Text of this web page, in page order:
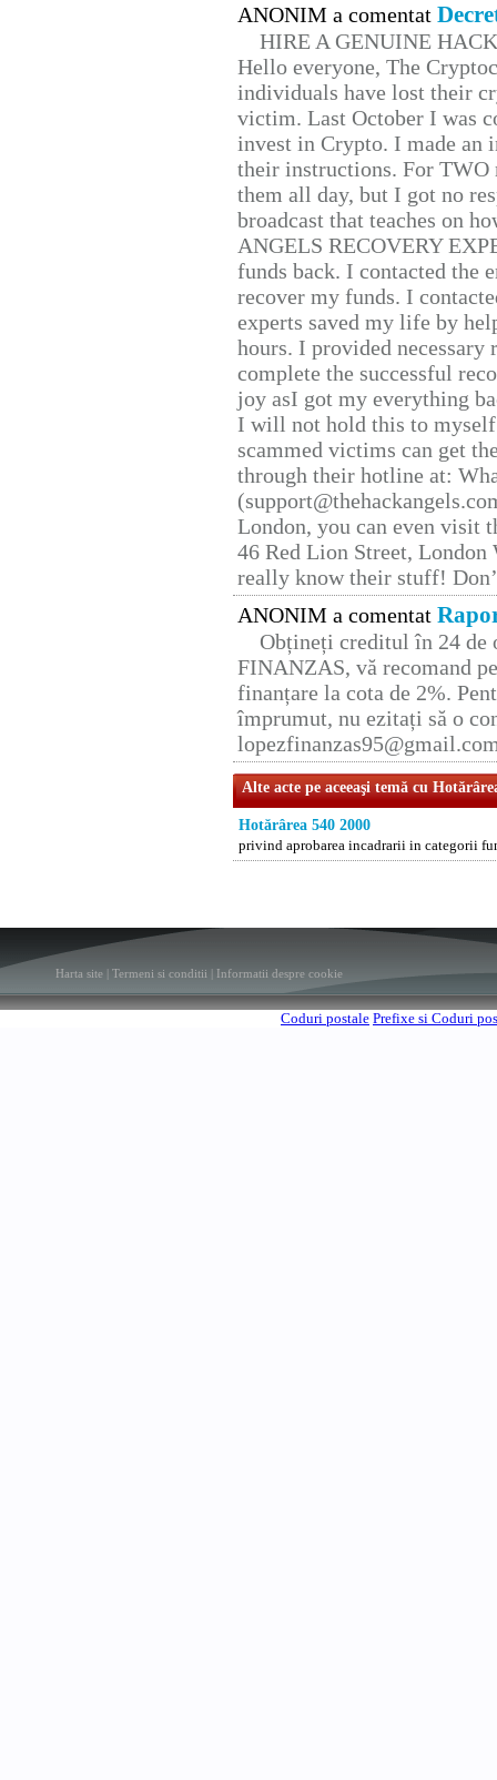
ANONIM a comentat
HIRE A GENUINE
Hello everyone, The
individuals have lost their
victim. Last October I was
invest in Crypto. I made
their instructions. For TWO
them all day, but I got no
broadcast that teaches on
ANGELS RECOVERY
funds back. I contacted the
recover my funds. I
experts saved my life by
hours. I provided
complete the successful
joy asI got my everything
I will not hold this to
scammed victims can get
through their hotline at:
London, you can even visit
46 Red Lion Street, London
really know their stuff!
ANONIM a comentat
Obțineți creditul în 24 de
FINANZAS, vă recomand
finanțare la cota de 2%.
împrumut, nu ezitați să o
Alte acte pe aceeaşi temă cu
Hotărârea 540 2000
privind aprobarea incadrarii in categorii
Harta site Termeni si conditii Informatii despre cookie
Coduri postale Prefixe si Coduri